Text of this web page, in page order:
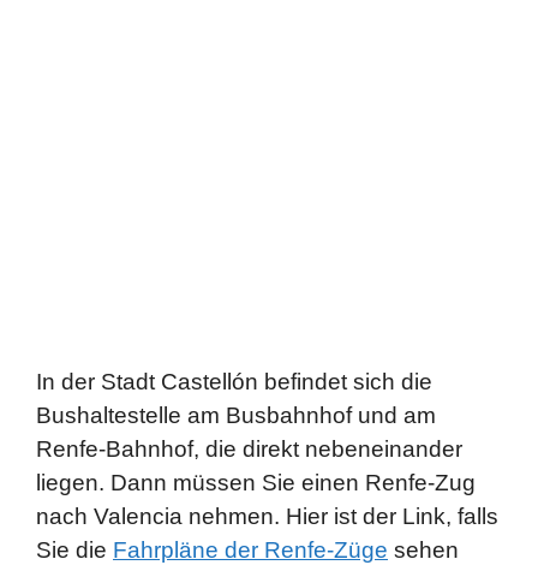
In der Stadt Castellón befindet sich die
Bushaltestelle am Busbahnhof und am
Renfe-Bahnhof, die direkt nebeneinander
liegen. Dann müssen Sie einen Renfe-Zug
nach Valencia nehmen. Hier ist der Link, falls
Sie die Fahrpläne der Renfe-Züge sehen